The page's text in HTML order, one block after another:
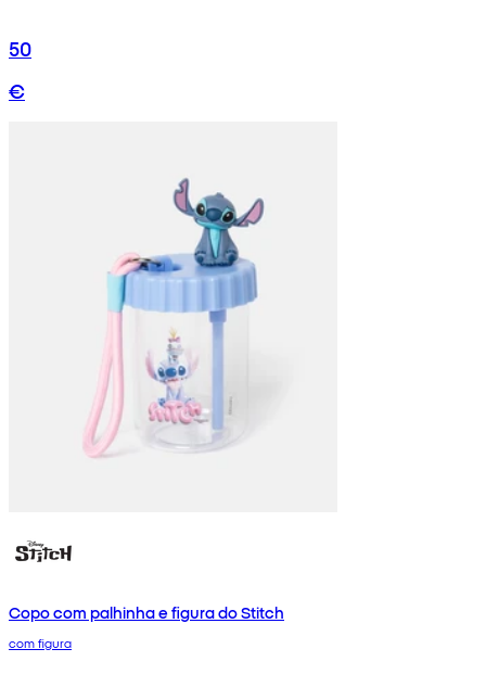
50
€
Copo com palhinha e figura do Stitch
com figura